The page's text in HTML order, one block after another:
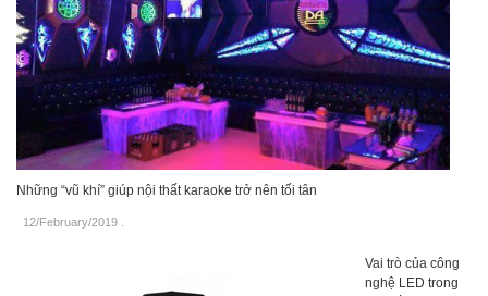
Những “vũ khí” giúp nội thất karaoke trở nên tối tân
12/February/2019
Vai trò của công
nghệ LED trong